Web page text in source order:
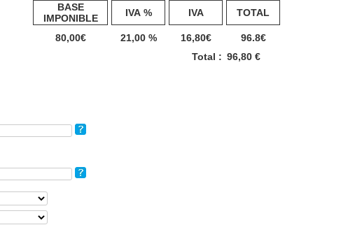
BASE
IMPONIBLE
IVA % IVA TOTAL
80,00€ 21,00 % 16,80€ 96.8€
Total : 96,80 €